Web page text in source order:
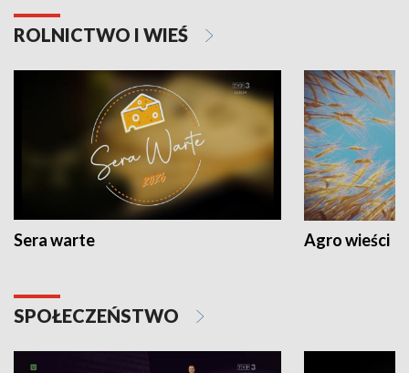
ROLNICTWO I WIEŚ
Sera warte Agro wieści
SPOŁECZEŃSTWO